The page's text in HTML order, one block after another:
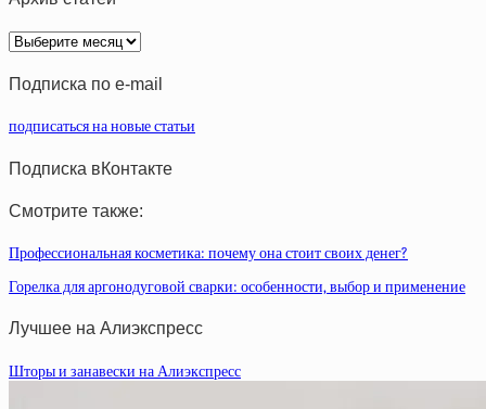
Архив
статей
Подписка по e-mail
подписаться на новые статьи
Подписка вКонтакте
Смотрите также:
Профессиональная косметика: почему она стоит своих денег?
Горелка для аргонодуговой сварки: особенности, выбор и применение
Лучшее на Алиэкспресс
Шторы и занавески на Алиэкспресс